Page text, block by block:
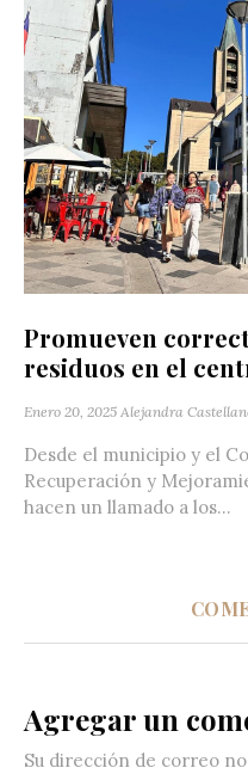
Promueven
residuos en el
Enero 20, 2025 Alejandra
Desde el municipio y el
Recuperación y
hacen un llamado a los...
Agregar un
Su dirección de correo